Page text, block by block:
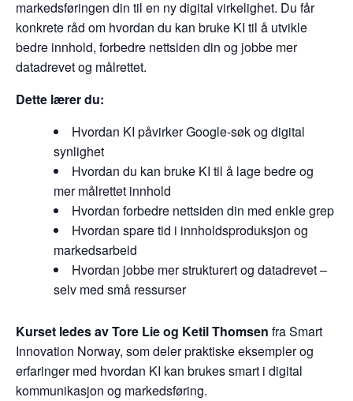
markedsføringen din til en ny digital virkelighet. Du får
konkrete råd om hvordan du kan bruke KI til å utvikle
bedre innhold, forbedre nettsiden din og jobbe mer
datadrevet og målrettet.
Dette lærer du:
Hvordan KI påvirker Google-søk og digital
synlighet
Hvordan du kan bruke KI til å lage bedre og
mer målrettet innhold
Hvordan forbedre nettsiden din med enkle grep
Hvordan spare tid i innholdsproduksjon og
markedsarbeid
Hvordan jobbe mer strukturert og datadrevet –
selv med små ressurser
Kurset ledes av Tore Lie og Ketil Thomsen fra Smart
Innovation Norway, som deler praktiske eksempler og
erfaringer med hvordan KI kan brukes smart i digital
kommunikasjon og markedsføring.